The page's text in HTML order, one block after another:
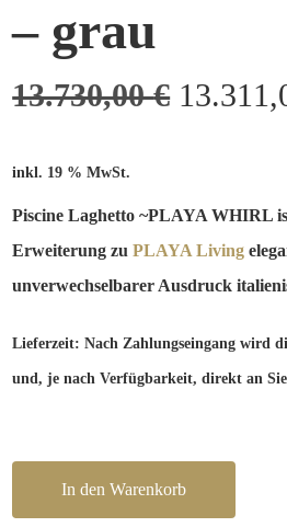
– grau
13.730,00€
inkl. 19 % MwSt.
Piscine Laghetto ~PLAYA WHIRL
Erweiterung zuPLAYA Living
unverwechselbarer Ausdruck
Lieferzeit:Nach Zahlungseingang wird
und, je nach Verfügbarkeit, direkt an
In den Warenkorb